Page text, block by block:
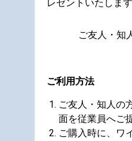
レゼントいたします
ご友人・知
ご利用方法
ご友人・知人の
面を従業員へご
ご購入時に、ワ